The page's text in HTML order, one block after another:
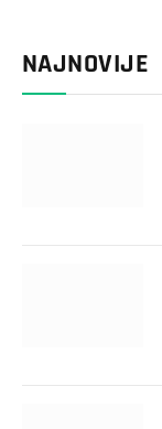
NAJNOVIJE